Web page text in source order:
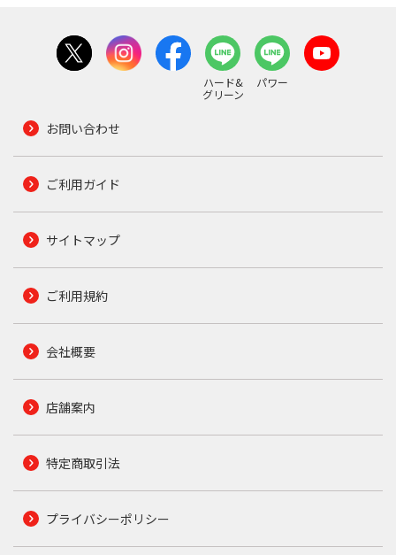
ハード&
グリーン
パワー
お問い合わせ
ご利用ガイド
サイトマップ
ご利用規約
会社概要
店舗案内
特定商取引法
プライバシーポリシー